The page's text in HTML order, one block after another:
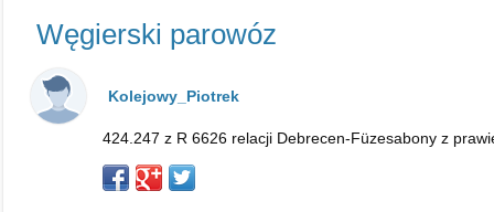
Węgierski parowóz
Kolejowy_Piotrek
424.247 z R 6626 relacji Debrecen-Füzesabony z